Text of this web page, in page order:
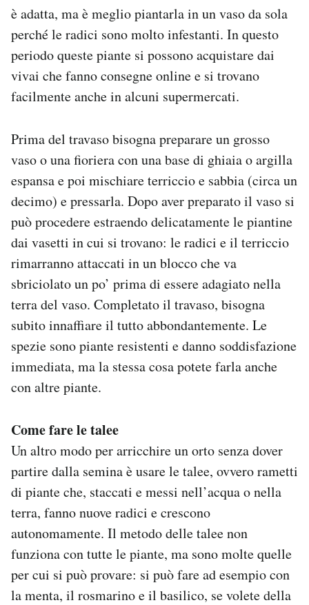
è adatta, ma è meglio piantarla in un vaso da sola
perché le radici sono molto infestanti. In questo
periodo queste piante si possono acquistare dai
vivai che fanno consegne online e si trovano
facilmente anche in alcuni supermercati.
Prima del travaso bisogna preparare un grosso
vaso o una fioriera con una base di ghiaia o argilla
espansa e poi mischiare terriccio e sabbia (circa un
decimo) e pressarla. Dopo aver preparato il vaso si
può procedere estraendo delicatamente le piantine
dai vasetti in cui si trovano: le radici e il terriccio
rimarranno attaccati in un blocco che va
sbriciolato un po’ prima di essere adagiato nella
terra del vaso. Completato il travaso, bisogna
subito innaffiare il tutto abbondantemente. Le
spezie sono piante resistenti e danno soddisfazione
immediata, ma la stessa cosa potete farla anche
con altre piante.
Come fare le talee
Un altro modo per arricchire un orto senza dover
partire dalla semina è usare le talee, ovvero rametti
di piante che, staccati e messi nell’acqua o nella
terra, fanno nuove radici e crescono
autonomamente. Il metodo delle talee non
funziona con tutte le piante, ma sono molte quelle
per cui si può provare: si può fare ad esempio con
la menta, il rosmarino e il basilico, se volete della